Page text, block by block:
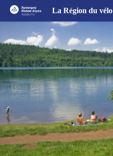
La Région du vélo